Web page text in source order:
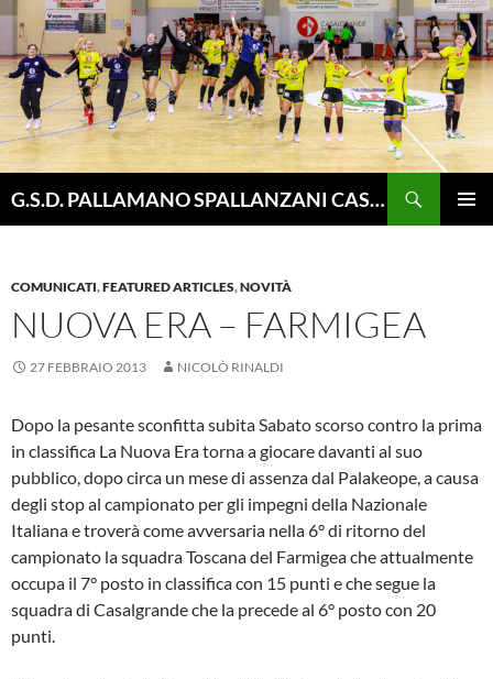
Vai
contenuto
G.S.D. PALLAMANO SPALLANZANI CASALGRANDE
COMUNICATI,FEATURED ARTICLES,NOVITÀ
NUOVA ERA – FARMIGEA
27 FEBBRAIO 2013 NICOLÒ RINALDI
Dopo la pesante sconfitta subita Sabato scorso contro la prima
in classifica La Nuova Era torna a giocare davanti al suo
pubblico, dopo circa un mese di assenza dal Palakeope, a causa
degli stop al campionato per gli impegni della Nazionale
Italiana e troverà come avversaria nella 6° di ritorno del
campionato la squadra Toscana del Farmigea che attualmente
occupa il 7° posto in classifica con 15 punti e che segue la
squadra di Casalgrande che la precede al 6° posto con 20
punti.